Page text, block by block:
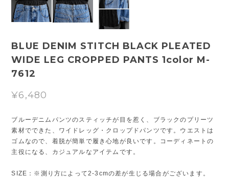
BLUE DENIM STITCH BLACK PLEATED
WIDE LEG CROPPED PANTS 1color M-
7612
¥6,480
ブルーデニムパンツのスティッチが目を惹く、ブラックのプリーツ
素材でできた、ワイドレッグ・クロップドパンツです。ウエストは
ゴムなので、着脱が簡単で履き心地が良いです。コーディネートの
主役になる、カジュアルなアイテムです。
SIZE：※測り方によって2-3cmの差が生じる場合がございます。